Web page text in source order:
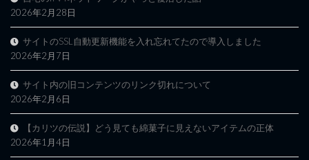
2026年2月28日
サイトのSSL自動更新機能を入れ忘れてたので導入しました
2026年2月7日
サイト内の旧コンテンツのリンク切れについて
2026年2月6日
【カリツの伝説】どう見ても綿菓子に見えないアイテムの正体
2026年1月4日